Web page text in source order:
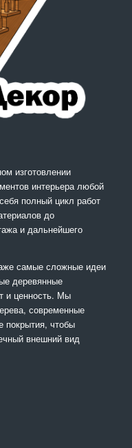
изготовлении
интерьера любой
полный цикл работ
до
и дальнейшего
самые сложные идеи
деревянные
и ценность. Мы
современные
покрытия, чтобы
внешний вид